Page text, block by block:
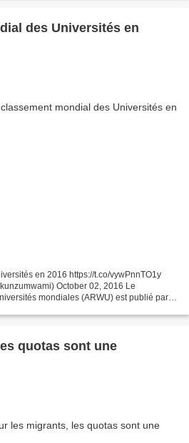
des Universités en
en 2016 https://t.co/vywPnnTO1y
October 02, 2016 Le
mondiales (ARWU) est publié par
quotas sont une